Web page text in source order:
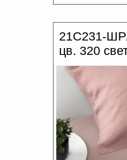
21С231-
цв. 320